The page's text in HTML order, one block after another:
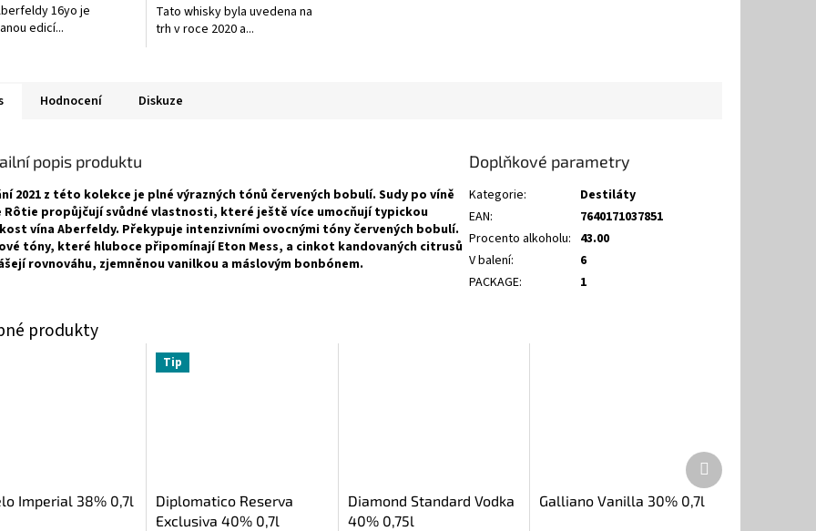
16yo je
edicí...
Tato whisky byla uvedena na
trh v roce 2020 a...
Hodnocení Diskuze
popis produktu
2021 z této kolekce je plné výrazných tónů červených bobulí. Sudy po víně
Rôtie propůjčují svůdné vlastnosti, které ještě více umocňují typickou
vína Aberfeldy. Překypuje intenzivními ovocnými tóny červených bobulí.
tóny, které hluboce připomínají Eton Mess, a cinkot kandovaných citrusů
rovnováhu, zjemněnou vanilkou a máslovým bonbónem.
Doplňkové parametry
Kategorie:
Destiláty
EAN:
7640171037851
Procento alkoholu: 43.00
V balení:
6
PACKAGE: 1
Imperial 38% 0,7l
Tip
Diplomatico Reserva
Exclusiva 40% 0,7l
Diamond Standard Vodka
40% 0,75l
Galliano Vanilla 30% 0,7l
Další
produkt